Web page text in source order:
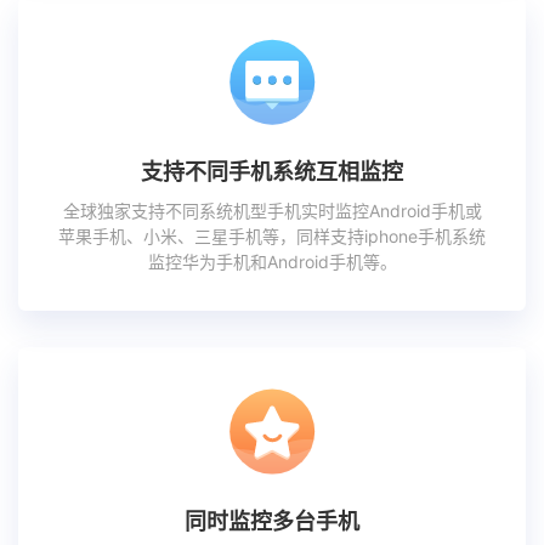
支持不同手机系统互相监控
全球独家支持不同系统机型手机实时监控Android手机或
苹果手机、小米、三星手机等，同样支持iphone手机系统
监控华为手机和Android手机等。
同时监控多台手机